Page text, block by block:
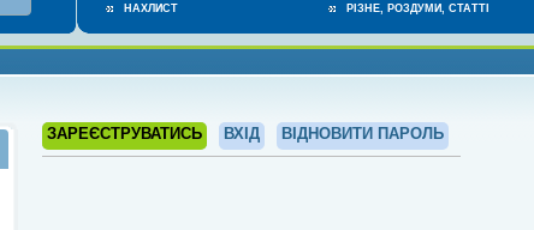
НАХЛИСТ
РІЗНЕ, РОЗДУМИ, СТАТТІ
ЗАРЕЄСТРУВАТИСЬ ВХІД ВІДНОВИТИ ПАРОЛЬ